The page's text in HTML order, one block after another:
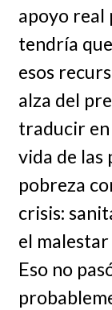
apoyo real
tendría
esos
alza del
traducir en
vida de las
pobreza
crisis:
el
Eso no